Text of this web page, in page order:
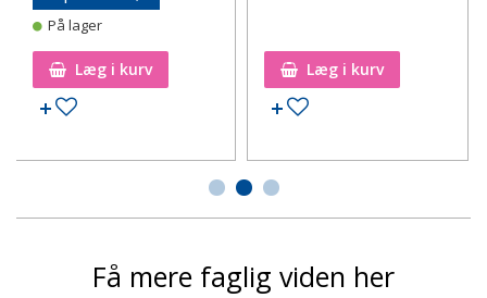
På lager
Læg i kurv
Tilføj til ønskeseddel
Læg i kurv
Tilføj til ønskeseddel
Få mere faglig viden her